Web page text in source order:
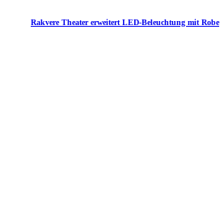
Rakvere Theater erweitert LED-Beleuchtung mit Robe